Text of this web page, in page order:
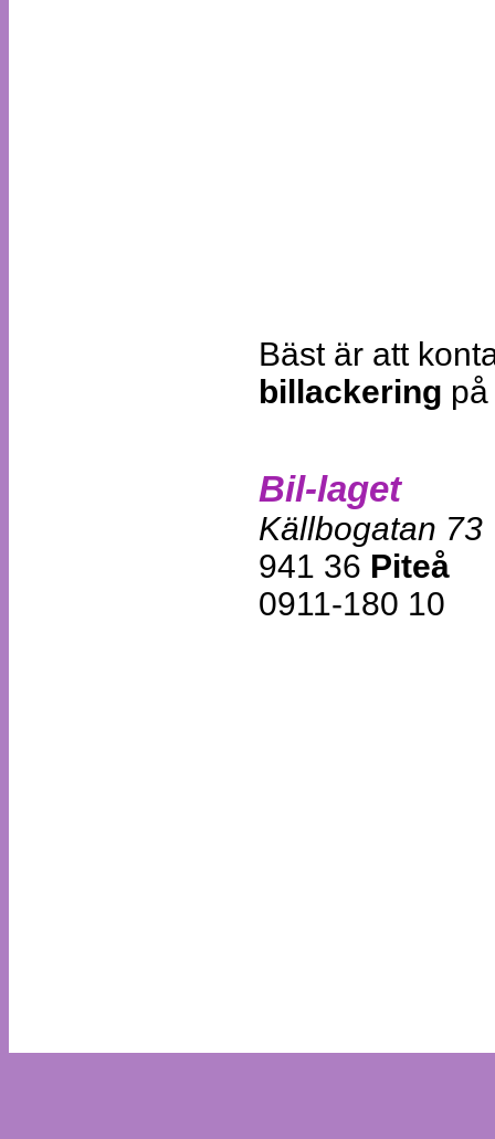
Bäst är att
billackering
Bil-laget
Källbogatan 73
941 36 Piteå
0911-180 10